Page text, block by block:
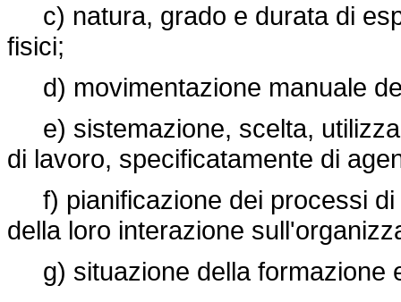
c) natura, grado e durata di
fisici;
d) movimentazione manuale
e) sistemazione, scelta,
di lavoro, specificatamente di
f) pianificazione dei processi di
della loro interazione
g) situazione della formazione